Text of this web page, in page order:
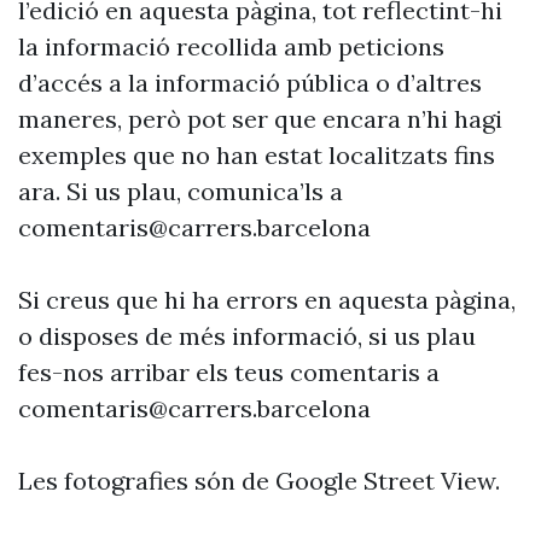
l’edició en aquesta pàgina, tot reflectint-hi
la informació recollida amb peticions
d’accés a la informació pública o d’altres
maneres, però pot ser que encara n’hi hagi
exemples que no han estat localitzats fins
ara. Si us plau, comunica’ls a
comentaris@carrers.barcelona
Si creus que hi ha errors en aquesta pàgina,
o disposes de més informació, si us plau
fes-nos arribar els teus comentaris a
comentaris@carrers.barcelona
Les fotografies són de Google Street View.